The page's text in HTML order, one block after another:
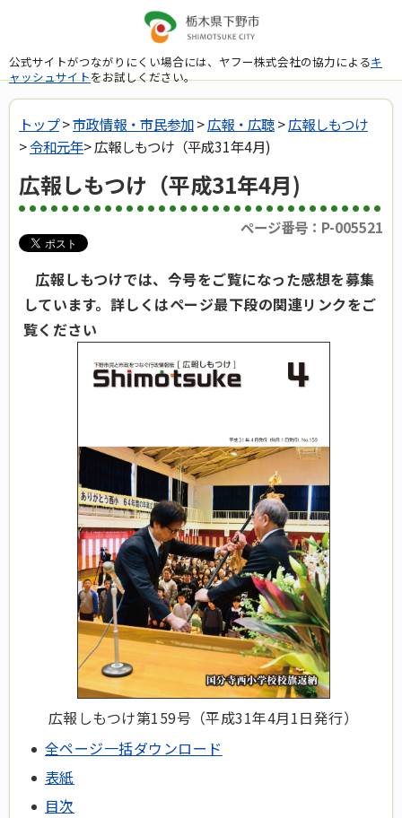
公式サイトがつながりにくい場合には、ヤフー株式会社の協力によるキ
ャッシュサイトをお試しください。
トップ>市政情報・市民参加>広報・広聴>広報しもつけ
>令和元年> 広報しもつけ（平成31年4月)
広報しもつけ（平成31年4月)
ページ番号：P-005521
広報しもつけでは、今号をご覧になった感想を募集
しています。詳しくはページ最下段の関連リンクをご
覧ください
広報しもつけ第159号（平成31年4月1日発行）
全ページ一括ダウンロード
表紙
目次